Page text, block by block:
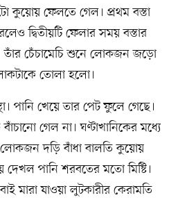
কুয়োয় ফেলতে গেল। প্রথম বস্তা
দ্বিতীয়টি ফেলার সময় বস্তার
তাঁর চেঁচামেচি শুনে লোকজন জড়ো
তোলা হলো।
পানি খেয়ে তার পেট ফুলে গেছে।
গেল না। ঘণ্টাখানিকের মধ্যে
দড়ি বাঁধা বালতি কুয়োয়
দেখল পানি শরবতের মতো মিষ্টি।
মারা যাওয়া লুটকারীর কেরামতি